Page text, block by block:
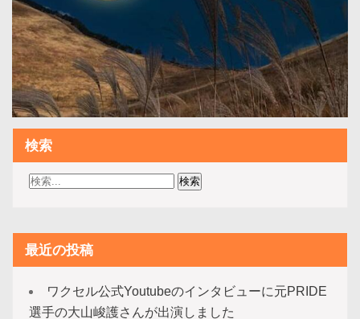
検索
最近の投稿
ワクセル公式Youtubeのインタビューに元PRIDE
選手の大山峻護さんが出演しました